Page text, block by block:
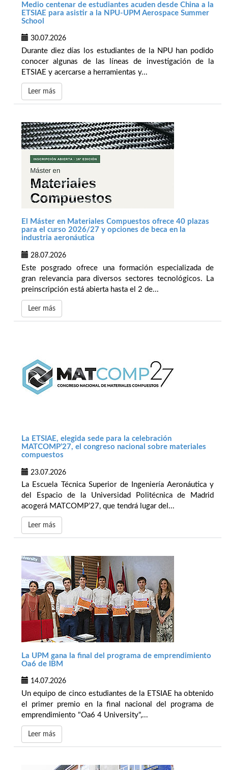
Medio centenar de estudiantes acuden desde China a la
ETSIAE para asistir a la NPU-UPM Aerospace Summer
School
30.07.2026
Durante diez días los estudiantes de la NPU han podido
conocer algunas de las líneas de investigación de la
ETSIAE y acercarse a herramientas y...
Leer más
El Máster en Materiales Compuestos ofrece 40 plazas
para el curso 2026/27 y opciones de beca en la
industria aeronáutica
28.07.2026
Este posgrado ofrece una formación especializada de
gran relevancia para diversos sectores tecnológicos. La
preinscripción está abierta hasta el 2 de...
Leer más
La ETSIAE, elegida sede para la celebración
MATCOMP’27, el congreso nacional sobre materiales
compuestos
23.07.2026
La Escuela Técnica Superior de Ingeniería Aeronáutica y
del Espacio de la Universidad Politécnica de Madrid
acogerá MATCOMP’27, que tendrá lugar del...
Leer más
La UPM gana la final del programa de emprendimiento
Oa6 de IBM
14.07.2026
Un equipo de cinco estudiantes de la ETSIAE ha obtenido
el primer premio en la final nacional del programa de
emprendimiento "Oa6 4 University",...
Leer más